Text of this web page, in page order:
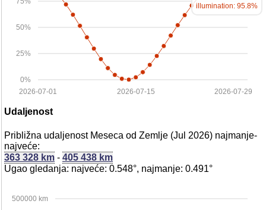
0%
25%
50%
2026-07-29
2026-07-15
2026-07-01
illumination: 95.8%
Udaljenost
Približna udaljenost Meseca od Zemlje (Jul 2026) najmanje-
najveće:
363 328 km - 405 438 km
Ugao gledanja: najveće: 0.548°, najmanje: 0.491°
500000 km